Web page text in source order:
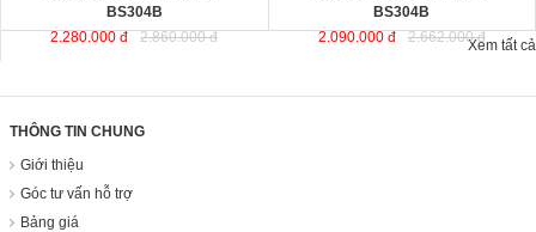
BS304B
2.280.000 đ
2.860.000 đ
BS304B
2.090.000 đ
2.662.000 đXem tất cả
THÔNG TIN CHUNG
Giới thiệu
Góc tư vấn hỗ trợ
Bảng giá